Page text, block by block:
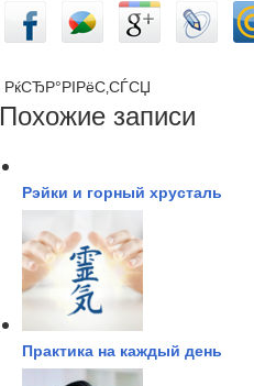
РќСЂР°РІРёС‚СЃСЏ
Похожие записи
Рэйки и горный хрусталь
Практика на каждый день